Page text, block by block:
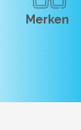
Merken